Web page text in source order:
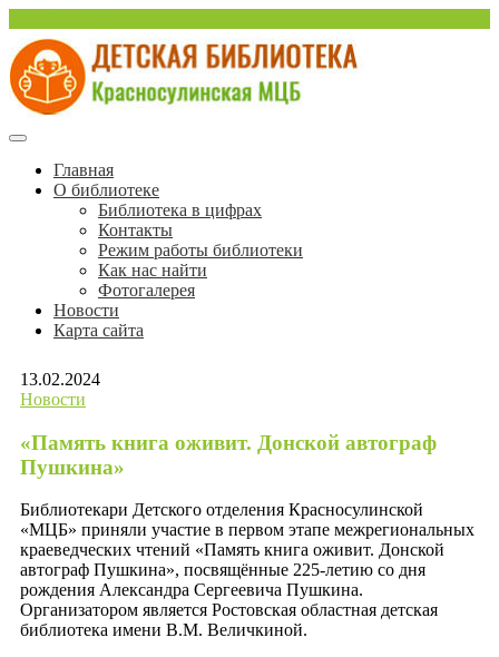
содержимому
Детская библиотека
Красносулинской МЦБ
Красносулинская Детская библиотека
Главная
О библиотеке
Библиотека в цифрах
Контакты
Режим работы библиотеки
Как нас найти
Фотогалерея
Новости
Карта сайта
13.02.2024
Новости
«Память книга оживит. Донской автограф
Пушкина»
Библиотекари Детского отделения Красносулинской
«МЦБ» приняли участие в первом этапе межрегиональных
краеведческих чтений «Память книга оживит. Донской
автограф Пушкина», посвящённые 225-летию со дня
рождения Александра Сергеевича Пушкина.
Организатором является Ростовская областная детская
библиотека имени В.М. Величкиной.